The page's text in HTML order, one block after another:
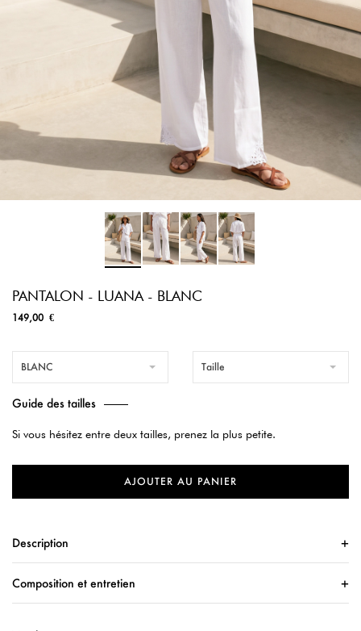
PANTALON - LUANA - BLANC
149,00 €
BLANC Taille
Guide des tailles
Si vous hésitez entre deux tailles, prenez la plus petite.
AJOUTER AU PANIER
Description
Composition et entretien